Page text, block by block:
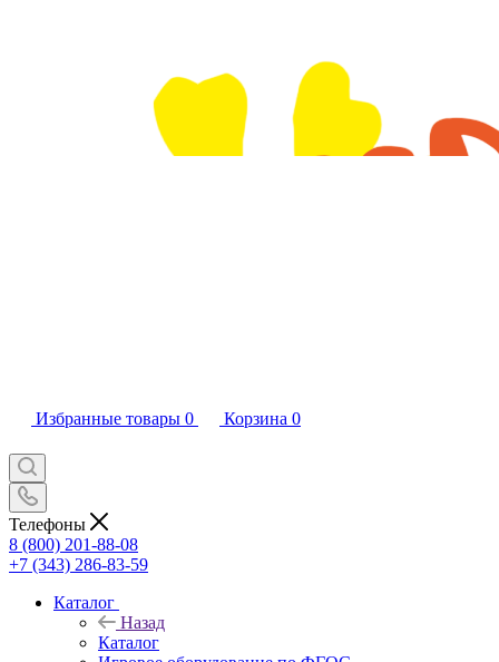
Избранные товары 0 Корзина 0
Телефоны
8 (800) 201-88-08
+7 (343) 286-83-59
Каталог
Назад
Каталог